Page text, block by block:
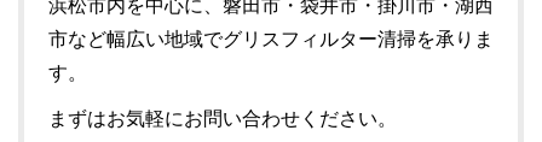
浜松市内を中心に、磐田市・袋井市・掛川市・湖西
市など幅広い地域でグリスフィルター清掃を承りま
す。
まずはお気軽にお問い合わせください。